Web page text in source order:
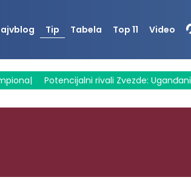
Tip Tabela Top 11 Video
| Potencijalni rivali Zvezde: